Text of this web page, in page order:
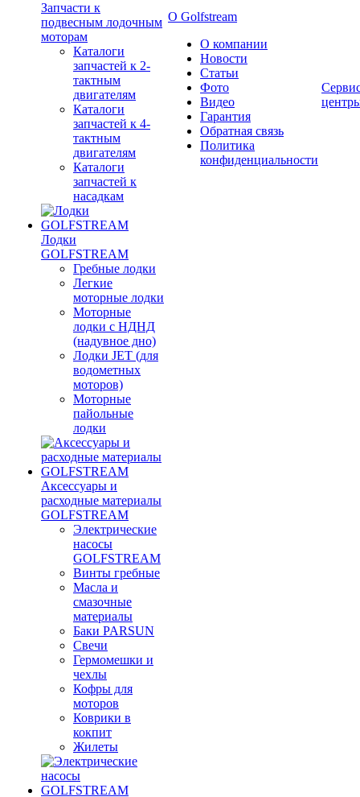
Запчасти к
подвесным лодочным
моторам
Каталоги
запчастей к 2-
тактным
двигателям
Каталоги
запчастей к 4-
тактным
двигателям
Каталоги
запчастей к
насадкам
Лодки
GOLFSTREAM
Гребные лодки
Легкие
моторные лодки
Моторные
лодки с НДНД
(надувное дно)
Лодки JET (для
водометных
моторов)
Моторные
пайольные
лодки
Аксессуары и
расходные материалы
GOLFSTREAM
Электрические
насосы
GOLFSTREAM
Винты гребные
Масла и
смазочные
материалы
Баки PARSUN
Свечи
Гермомешки и
чехлы
Кофры для
моторов
Коврики в
кокпит
Жилеты
О Golfstream
О компании
Новости
Статьи
Фото
Видео
Гарантия
Обратная связь
Политика
конфиденциальности